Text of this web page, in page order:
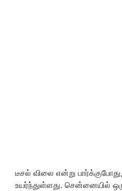
டீசல் விலை என்று
உயர்ந்துள்ளது. சென்னையில்